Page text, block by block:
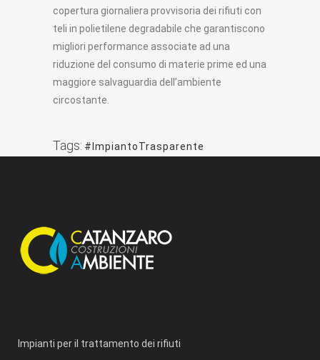
copertura giornaliera provvisoria dei rifiuti con
teli in polietilene degradabile che garantiscono
migliori performance associate ad una
riduzione del consumo di materie prime ed una
maggiore salvaguardia dell’ambiente
circostante.
Tags: #ImpiantoTrasparente
Impianti per il trattamento dei rifiuti